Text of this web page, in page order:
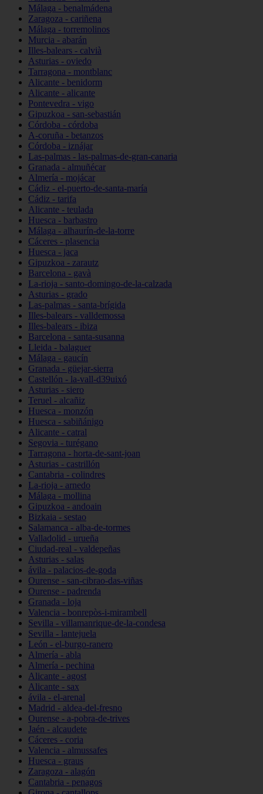
Málaga - benalmádena
Zaragoza - cariñena
Málaga - torremolinos
Murcia - abarán
Illes-balears - calvià
Asturias - oviedo
Tarragona - montblanc
Alicante - benidorm
Alicante - alicante
Pontevedra - vigo
Gipuzkoa - san-sebastián
Córdoba - córdoba
A-coruña - betanzos
Córdoba - iznájar
Las-palmas - las-palmas-de-gran-canaria
Granada - almuñécar
Almería - mojácar
Cádiz - el-puerto-de-santa-maría
Cádiz - tarifa
Alicante - teulada
Huesca - barbastro
Málaga - alhaurín-de-la-torre
Cáceres - plasencia
Huesca - jaca
Gipuzkoa - zarautz
Barcelona - gavà
La-rioja - santo-domingo-de-la-calzada
Asturias - grado
Las-palmas - santa-brígida
Illes-balears - valldemossa
Illes-balears - ibiza
Barcelona - santa-susanna
Lleida - balaguer
Málaga - gaucín
Granada - güejar-sierra
Castellón - la-vall-d39uixó
Asturias - siero
Teruel - alcañiz
Huesca - monzón
Huesca - sabiñánigo
Alicante - catral
Segovia - turégano
Tarragona - horta-de-sant-joan
Asturias - castrillón
Cantabria - colindres
La-rioja - arnedo
Málaga - mollina
Gipuzkoa - andoain
Bizkaia - sestao
Salamanca - alba-de-tormes
Valladolid - urueña
Ciudad-real - valdepeñas
Asturias - salas
ávila - palacios-de-goda
Ourense - san-cibrao-das-viñas
Ourense - padrenda
Granada - loja
Valencia - bonrepòs-i-mirambell
Sevilla - villamanrique-de-la-condesa
Sevilla - lantejuela
León - el-burgo-ranero
Almería - abla
Almería - pechina
Alicante - agost
Alicante - sax
ávila - el-arenal
Madrid - aldea-del-fresno
Ourense - a-pobra-de-trives
Jaén - alcaudete
Cáceres - coria
Valencia - almussafes
Huesca - graus
Zaragoza - alagón
Cantabria - penagos